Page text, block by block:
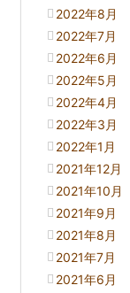
2022年8月
2022年7月
2022年6月
2022年5月
2022年4月
2022年3月
2022年1月
2021年12月
2021年10月
2021年9月
2021年8月
2021年7月
2021年6月